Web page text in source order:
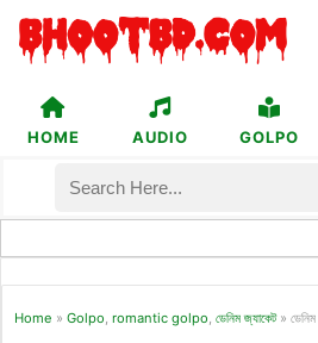
HOME AUDIO GOLPO
Home » Golpo, romantic golpo, ডেনিম জ্যাকেট»